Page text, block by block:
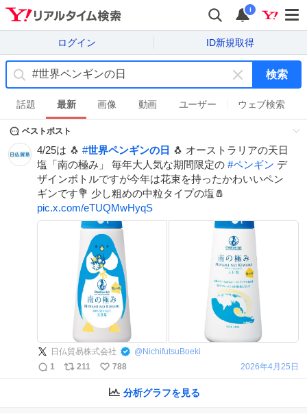
i
ログイン ID新規取得
キ
ー
ワ
ド
を
消
検索
話題 最新 画像 動画 ユーザー ウェブ検索
ベストポスト
4/25は 🐧 #世界ペンギンの日 🐧 オーストラリアの天日
塩「南の極み」 毎年大人気な期間限定の #ペンギン デ
ザインボトルですが今年は花束を持ったかわいいペン
ギンです💐 少し粗めの中粒タイプの塩🧂
pic.x.com/eTUQMwHyqS
日仏貿易株式会社 @ NichifutsuBoeki
1
211 788 2026年4月25日
分析グラフを見る